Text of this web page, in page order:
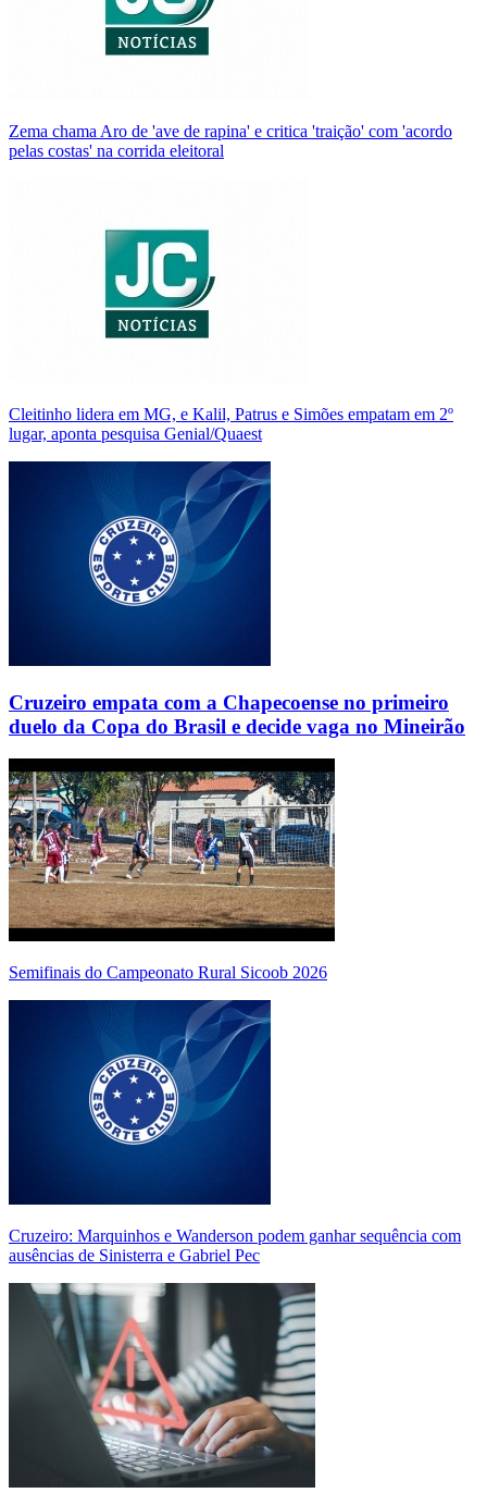
Zema chama Aro de 'ave de rapina' e critica 'traição' com 'acordo
pelas costas' na corrida eleitoral
Cleitinho lidera em MG, e Kalil, Patrus e Simões empatam em 2º
lugar, aponta pesquisa Genial/Quaest
Cruzeiro empata com a Chapecoense no primeiro
duelo da Copa do Brasil e decide vaga no Mineirão
Semifinais do Campeonato Rural Sicoob 2026
Cruzeiro: Marquinhos e Wanderson podem ganhar sequência com
ausências de Sinisterra e Gabriel Pec